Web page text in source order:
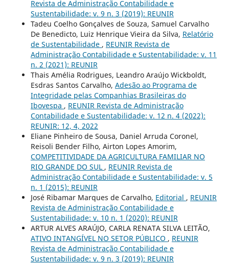
Revista de Administração Contabilidade e
Sustentabilidade: v. 9 n. 3 (2019): REUNIR
Tadeu Coelho Gonçalves de Souza, Samuel Carvalho
De Benedicto, Luiz Henrique Vieira da Silva, Relatório
de Sustentabilidade , REUNIR Revista de
Administração Contabilidade e Sustentabilidade: v. 11
n. 2 (2021): REUNIR
Thais Amélia Rodrigues, Leandro Araújo Wickboldt,
Esdras Santos Carvalho, Adesão ao Programa de
Integridade pelas Companhias Brasileiras do
Ibovespa , REUNIR Revista de Administração
Contabilidade e Sustentabilidade: v. 12 n. 4 (2022):
REUNIR: 12, 4, 2022
Eliane Pinheiro de Sousa, Daniel Arruda Coronel,
Reisoli Bender Filho, Airton Lopes Amorim,
COMPETITIVIDADE DA AGRICULTURA FAMILIAR NO
RIO GRANDE DO SUL , REUNIR Revista de
Administração Contabilidade e Sustentabilidade: v. 5
n. 1 (2015): REUNIR
José Ribamar Marques de Carvalho, Editorial , REUNIR
Revista de Administração Contabilidade e
Sustentabilidade: v. 10 n. 1 (2020): REUNIR
ARTUR ALVES ARAÚJO, CARLA RENATA SILVA LEITÃO,
ATIVO INTANGÍVEL NO SETOR PÚBLICO , REUNIR
Revista de Administração Contabilidade e
Sustentabilidade: v. 9 n. 3 (2019): REUNIR